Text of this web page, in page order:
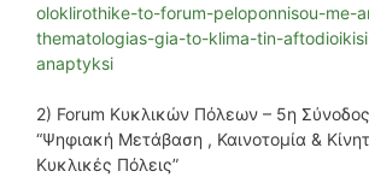
oloklirothike-to-forum-peloponnisou-me-
thematologias-gia-to-klima-tin-
anaptyksi
2) Forum Κυκλικών Πόλεων – 5η
“Ψηφιακή Μετάβαση , Καινοτομία &
Κυκλικές Πόλεις”